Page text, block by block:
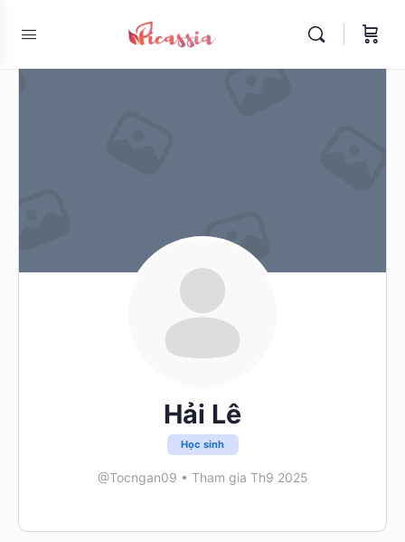
Hải Lê
Học sinh
@Tocngan09 • Tham gia Th9 2025